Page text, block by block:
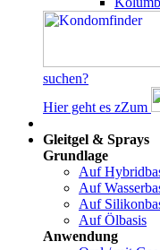
suchen?
Hier geht es zZum
Gleitgel & Sprays
Grundlage
Auf
Auf
Auf
Auf Ölbasis
Anwendung